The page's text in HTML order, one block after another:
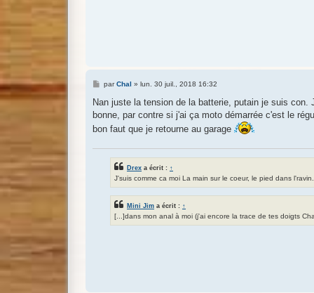
M
s
a
e
parChal » lun. 30 juil., 2018 16:32
Nan juste la tension de la batterie, putain je suis
bonne, par contre si j'ai ça moto démarrée c'est le
bon faut que je retourne au garage
Drex a écrit : ↑
J'suis comme ca moi La main sur le coeur, le pied dans l'ravin.
Mini Jim a écrit : ↑
[...]dans mon anal à moi (j'ai encore la trace de tes doigts